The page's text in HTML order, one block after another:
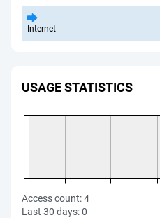
Internet
USAGE STATISTICS
Access count:4
Last 30 days:0